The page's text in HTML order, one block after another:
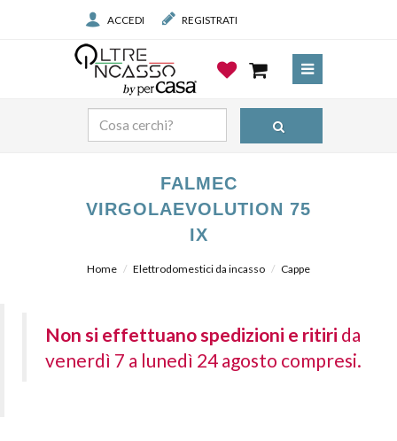
ACCEDI REGISTRATI
FALMEC
VIRGOLAEVOLUTION 75
IX
Home Elettrodomestici da incasso Cappe
Non si effettuano spedizioni e ritiri da
venerdì 7 a lunedì 24 agosto compresi.